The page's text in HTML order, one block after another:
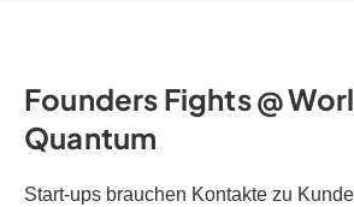
Founders Fights @
Quantum
Start-ups brauchen Kontakte zu